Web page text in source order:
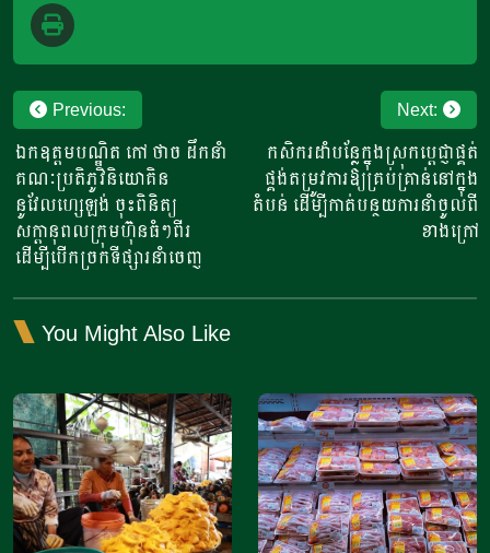
Post
navigation
Previous:
ឯកឧត្តមបណ្ឌិត កៅ ថាច ដឹកនាំ
គណៈប្រតិភូវិនិយោគិន
នូវែលហ្សេឡង់ ចុះពិនិត្យ
សក្តានុពលក្រុមហ៊ុនធំៗពីរ
ដើម្បីបើកច្រកទីផ្សារនាំចេញ
Next:
កសិករដាំបន្លែក្នុងស្រុកប្តេជ្ញាផ្គត់
ផ្គង់តម្រូវការឱ្យគ្រប់គ្រាន់នៅក្នុង
តំបន់ ដើម្បីកាត់បន្ថយការនាំចូលពី
ខាងក្រៅ
You Might Also Like